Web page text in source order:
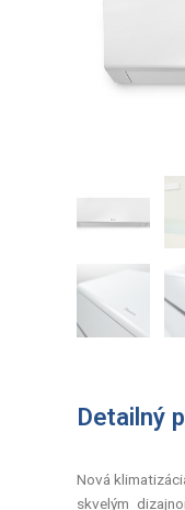
Detailný
Nová
skvelým